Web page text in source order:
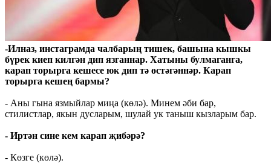
-Илназ, инстаграмда чалбарың тишек, башына кышкы
бүрек киеп килгән дип язганнар. Хатыны булмаганга,
карап торырга кешесе юк дип тә өстәгәннәр. Карап
торырга кешең бармы?
- Аны гына язмыйлар миңа (көлә). Минем әби бар,
стилистлар, якын дусларым, шулай ук таныш кызларым бар.
- Иртән сине кем карап җибәрә?
- Көзге (көлә).